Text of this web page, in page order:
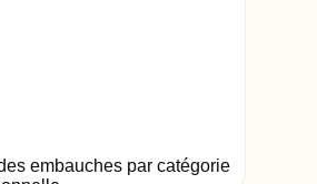
embauches par catégorie